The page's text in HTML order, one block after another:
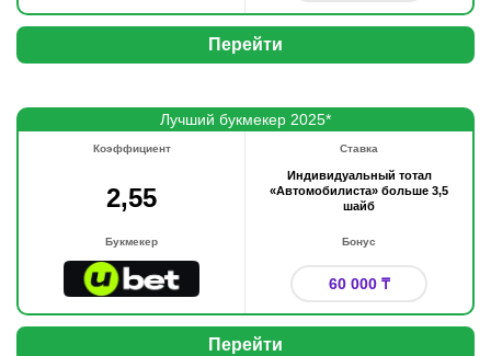
Перейти
Лучший букмекер 2025*
Коэффициент
2,55
Ставка
Индивидуальный тотал
«Автомобилиста» больше 3,5
шайб
Букмекер Бонус
60 000 ₸
Перейти